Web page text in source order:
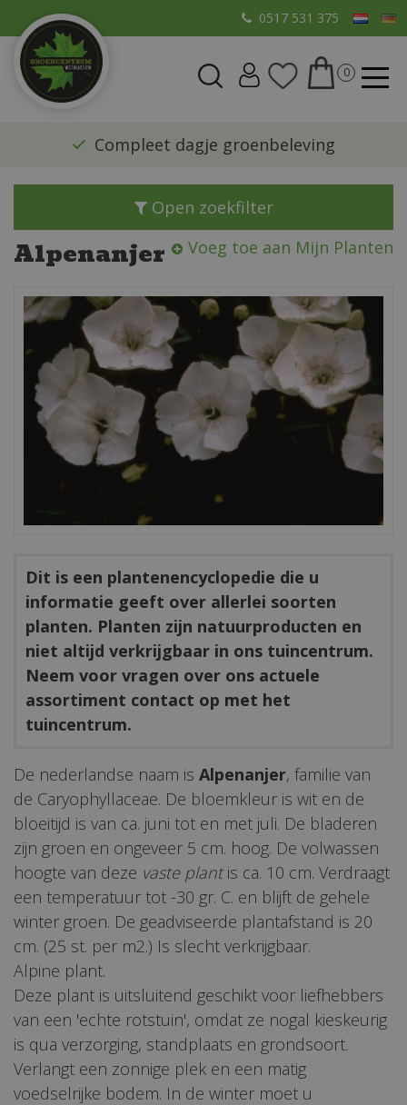
a
0517 531 375
​Compleet dagje groenbeleving
Open zoekfilter
Alpenanjer Voeg toe aan Mijn Planten
Dit is een plantenencyclopedie die u
informatie geeft over allerlei soorten
planten. Planten zijn natuurproducten en
niet altijd verkrijgbaar in ons tuincentrum.
Neem voor vragen over ons actuele
assortiment contact op met het
tuincentrum.
De nederlandse naam is Alpenanjer, familie van
de Caryophyllaceae. De bloemkleur is wit en de
bloeitijd is van ca. juni tot en met juli. De bladeren
zijn groen en ongeveer 5 cm. hoog. De volwassen
hoogte van deze vaste plantis ca. 10 cm. Verdraagt
een temperatuur tot -30 gr. C. en blijft de gehele
winter groen. De geadviseerde plantafstand is 20
cm. (25 st. per m2.) Is slecht verkrijgbaar.
Alpine plant.
Deze plant is uitsluitend geschikt voor liefhebbers
van een 'echte rotstuin', omdat ze nogal kieskeurig
is qua verzorging, standplaats en grondsoort.
Verlangt een zonnige plek en een matig
voedselrijke bodem. In de winter moet u